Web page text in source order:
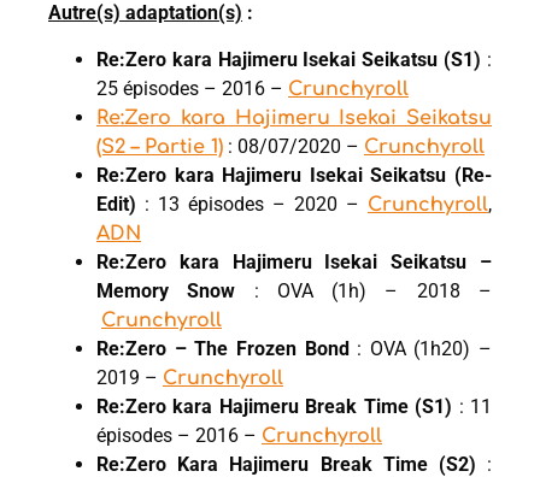
Autre(s) adaptation(s) :
Re:Zero kara Hajimeru Isekai Seikatsu (S1) :
25 épisodes – 2016 – Crunchyroll
Re:Zero kara Hajimeru Isekai Seikatsu
(S2 – Partie 1) : 08/07/2020 – Crunchyroll
Re:Zero kara Hajimeru Isekai Seikatsu (Re-
Edit) : 13 épisodes – 2020 – Crunchyroll,
ADN
Re:Zero kara Hajimeru Isekai Seikatsu –
Memory Snow : OVA (1h) – 2018 –
Crunchyroll
Re:Zero – The Frozen Bond : OVA (1h20) –
2019 – Crunchyroll
Re:Zero kara Hajimeru Break Time (S1) : 11
épisodes – 2016 – Crunchyroll
Re:Zero Kara Hajimeru Break Time (S2) :